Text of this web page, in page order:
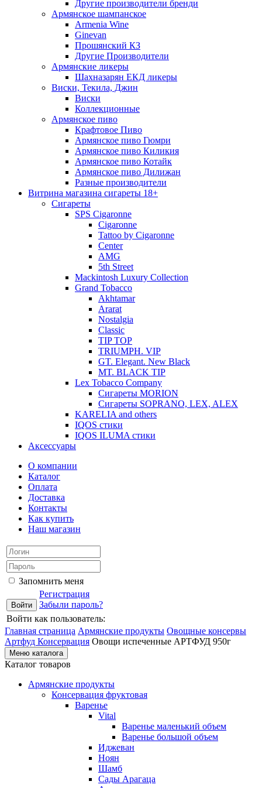
Другие производители бренди
Армянское шампанское
Armenia Wine
Ginevan
Прошянский КЗ
Другие Производители
Армянские ликеры
Шахназарян ЕКД ликеры
Виски, Текила, Джин
Виски
Коллекционные
Армянское пиво
Крафтовое Пиво
Армянское пиво Гюмри
Армянское пиво Киликия
Армянское пиво Котайк
Армянское пиво Дилижан
Разные производители
Витрина магазина сигареты 18+
Cигареты
SPS Cigaronne
Сigaronne
Tattoo by Cigaronne
Center
AMG
5th Street
Mackintosh Luxury Collection
Grand Tobacco
Akhtamar
Ararat
Nostalgia
Classic
TIP TOP
TRIUMPH. VIP
GT. Elegant. New Black
MT. BLACK TIP
Lex Tobacco Company
Сигареты MORION
Сигареты SOPRANO, LEX, ALEX
KARELIA and others
IQOS стики
IQOS ILUMA стики
Аксессуары
О компании
Каталог
Оплата
Доставка
Контакты
Как купить
Наш магазин
Запомнить меня
Регистрация
Забыли пароль?
Войти как пользователь:
Главная страница Армянские продукты Овощные консервы
Артфуд Консервация Овощи испеченные АРТФУД 950г
Меню каталога
Каталог товаров
Армянские продукты
Консервация фруктовая
Варенье
Vital
Варенье маленький объем
Варенье большой объем
Иджеван
Ноян
Шамб
Сады Арагаца